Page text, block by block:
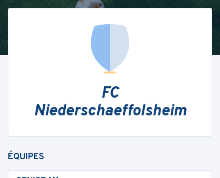
FC
Niederschaeffolsheim
ÉQUIPES